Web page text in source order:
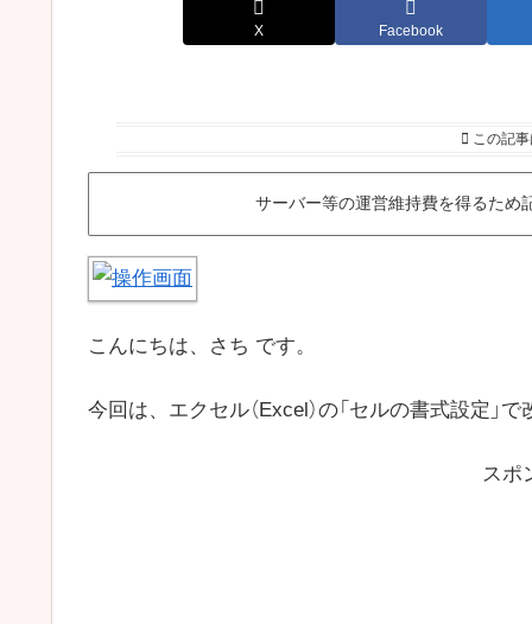
X Facebook
この記
サーバー等の運営維持費を得るため
こんにちは、さち です。
今回は、エクセル（Excel）の「セルの書式設定
スポ